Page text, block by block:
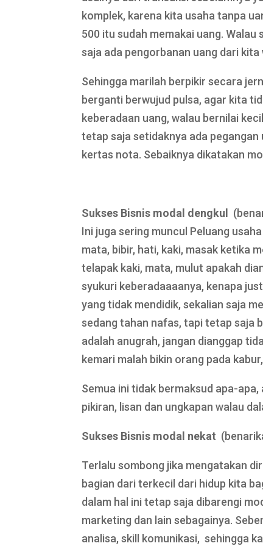
komplek, karena kita usaha tanpa
500 itu sudah memakai uang.
saja ada pengorbanan uang dari kita
Sehingga marilah berpikir secara
berganti berwujud pulsa, agar kita
keberadaan uang, walau bernilai
tetap saja setidaknya ada pegangan
kertas nota. Sebaiknya dikatakan
Sukses Bisnis modal dengkul
Ini juga sering muncul Peluang
mata, bibir, hati, kaki, masak ketika
telapak kaki, mata, mulut apakah
syukuri keberadaaaanya, kenapa
yang tidak mendidik, sekalian saja
sedang tahan nafas, tapi tetap saja
adalah anugrah, jangan dianggap
kemari malah bikin orang pada
Semua ini tidak bermaksud apa-
pikiran, lisan dan ungkapan walau
Sukses Bisnis modal nekat
Terlalu sombong jika mengatakan
bagian dari terkecil dari hidup kita
dalam hal ini tetap saja dibarengi
marketing dan lain sebagainya.
analisa, skill komunikasi, sehingga